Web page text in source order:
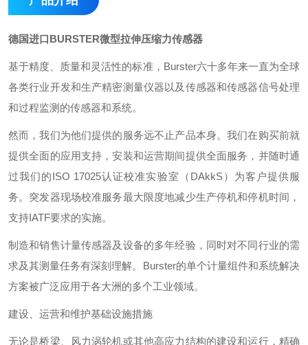
德国进口BURSTER微型拉伸压缩力传感器
基于精度、质量和灵活性的标准，Burster六十多年来一直为全球
各类行业开发和生产精密测量仪器以及传感器和传感器信号处理
和过程监测的传感器和系统。
然而，我们为他们提供的服务远不止产品本身。我们在购买前就
提供全面的应用支持，安装和运营期间提供全面服务，并随时通
过我们的ISO 17025认证校准实验室（DAkkS）为客户提供服
务。突发器现场校准服务最大限度地减少生产停机和停机时间，
支持IATF要求的实施。
制造和销售计量传感器及设备的多年经验，同时对不同行业的需
求及其测量任务有深刻理解。Burster的单个计量组件和系统解决
方案被广泛应用于各大洲的多个工业领域。
建设、运营和维护基础设施措施
无论是桥梁、风力涡轮机或其他高应力结构的建设和运行，精确